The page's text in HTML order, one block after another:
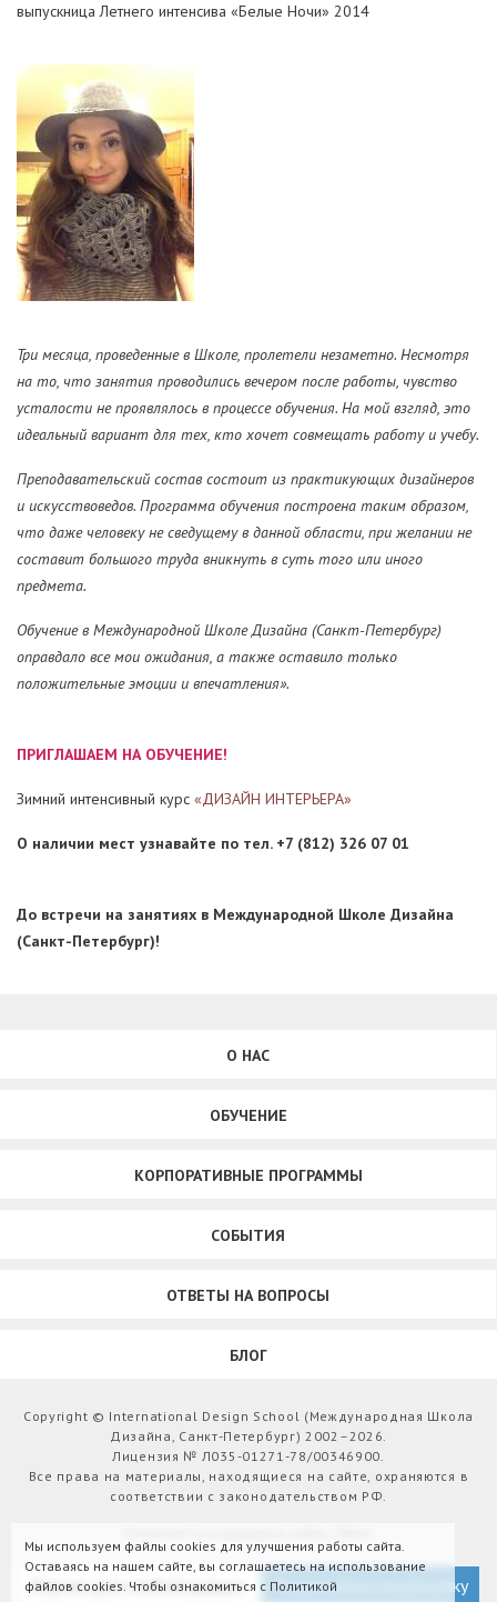
выпускница Летнего интенсива «Белые Ночи» 2014
Три месяца, проведенные в Школе, пролетели незаметно. Несмотря
на то, что занятия проводились вечером после работы, чувство
усталости не проявлялось в процессе обучения. На мой взгляд, это
идеальный вариант для тех, кто хочет совмещать работу и учебу.
Преподавательский состав состоит из практикующих дизайнеров
и искусствоведов. Программа обучения построена таким образом,
что даже человеку не сведущему в данной области, при желании не
составит большого труда вникнуть в суть того или иного
предмета.
Обучение в Международной Школе Дизайна (Санкт-Петербург)
оправдало все мои ожидания, а также оставило только
положительные эмоции и впечатления».
ПРИГЛАШАЕМ НА ОБУЧЕНИЕ!
Зимний интенсивный курс «ДИЗАЙН ИНТЕРЬЕРА»
О наличии мест узнавайте по тел. +7 (812) 326 07 01
До встречи на занятиях в Международной Школе Дизайна
(Санкт-Петербург)!
О НАС
ОБУЧЕНИЕ
КОРПОРАТИВНЫЕ ПРОГРАММЫ
СОБЫТИЯ
ОТВЕТЫ НА ВОПРОСЫ
БЛОГ
Copyright © International Design School (Международная Школа
Дизайна, Санкт-Петербург) 2002–2026.
Лицензия № Л035-01271-78/00346900.
Все права на материалы, находящиеся на сайте, охраняются в
соответствии с законодательством РФ.
Версия для слабовидящих Подписаться на рассылку
Мы используем файлы cookies для улучшения работы сайта.
Оставаясь на нашем сайте, вы соглашаетесь на использование
файлов cookies. Чтобы ознакомиться с Политикой